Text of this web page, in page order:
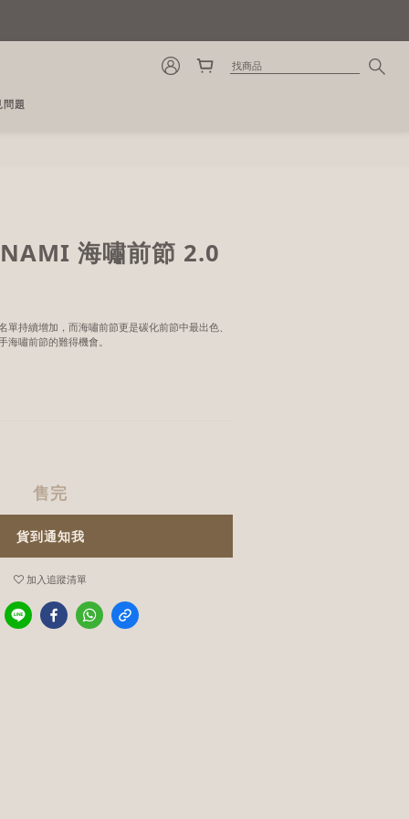
問題
海嘯前節 2.0
持續增加，而海嘯前節更是碳化前節中最出色、
海嘯前節的難得機會。
售完
貨到通知我
加入追蹤清單